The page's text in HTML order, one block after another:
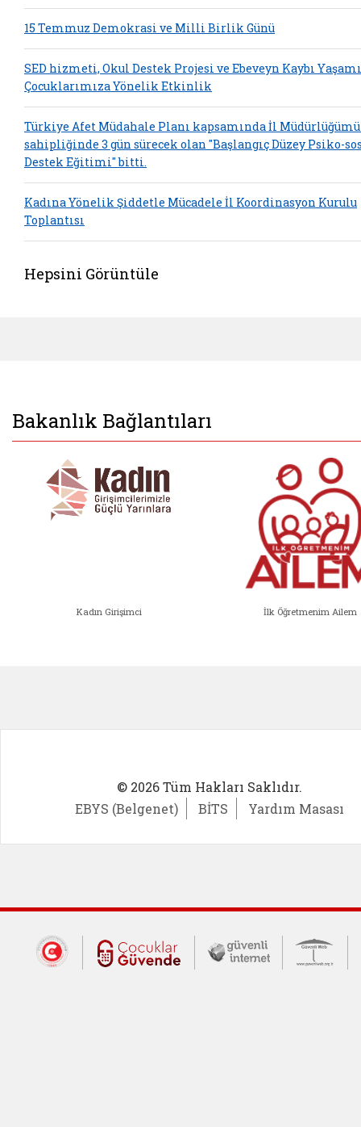
15 Temmuz Demokrasi ve Milli Birlik Günü
SED hizmeti, Okul Destek Projesi ve Ebeveyn Kaybı
Çocuklarımıza Yönelik Etkinlik
Türkiye Afet Müdahale Planı kapsamında İl
sahipliğinde 3 gün sürecek olan "Başlangıç Düzey Psiko-
Destek Eğitimi" bitti.
Kadına Yönelik Şiddetle Mücadele İl Koordinasyon Kurulu
Toplantısı
Hepsini Görüntüle
Bakanlık Bağlantıları
Kadın Girişimci İlk Öğretmenim Ailem
© 2026 Tüm Hakları Saklıdır.
EBYS (Belgenet)
BİTS Yardım Masası
Dış Bağlantılar
Cumhurbaşkanlığı İletişim Merkezi
Çocuklar Güvende (yeni
Güvenli